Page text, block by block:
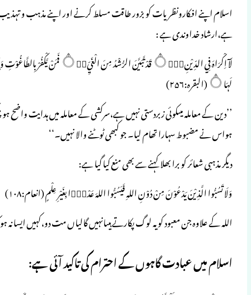
اسلام اپنے افکارونظریات کو بزور طاقت مسلط کرنے اور اپنے مذہب و
ہے،ارشاد خداوندی ہے :
لَہَا۝ (البقرہ:۲۵۶)
’’دین کے معاملہ میںکوئی زبردستی نہیں ہے،سرکشی کے معاملہ میں ہدایت واضح
ہواس نے مضبوط سہارا تھام لیا۔ جو کبھی ٹوٹنے والا نہیں۔‘‘
دیگر مذہبی شعائر کو برا بھلا کہنے سے بھی منع کیا گیا ہے:
وَلَا تَسُبُّوا الَّذِيْنَ يَدْعُوْنَ مِنْ دُوْنِ اللہِ فَيَسُبُّوا اللہَ عَدْوًۢا بِغَيْرِ عِلْمٍ (انعام:۱۰۸)
اللہ کے علاوہ جن معبود کو یہ لوگ پکارتے ہیںانہیں گالیاں مت دو،کہیں ایسا نہ
اسلام میں عبادت گاہوں کے احترام کی تاکید آئی ہے: